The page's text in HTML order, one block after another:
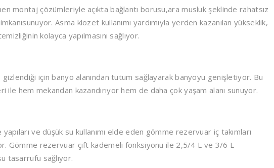
montaj çözümleriyle açıkta bağlantı borusu,ara musluk şeklinde rahatsız
Asma klozet kullanımı yardımıyla yerden kazanılan yükseklik,
kolayca yapılmasını sağlıyor.
gizlendiği için banyo alanından tutum sağlayarak banyoyu genişletiyor. Bu
ile hem mekandan kazandırıyor hem de daha çok yaşam alanı sunuyor.
ve düşük su kullanımı elde eden gömme rezervuar iç takımları
Gömme rezervuar çift kademeli fonksiyonu ile 2,5/4 L ve 3/6 L
tasarrufu sağlıyor.